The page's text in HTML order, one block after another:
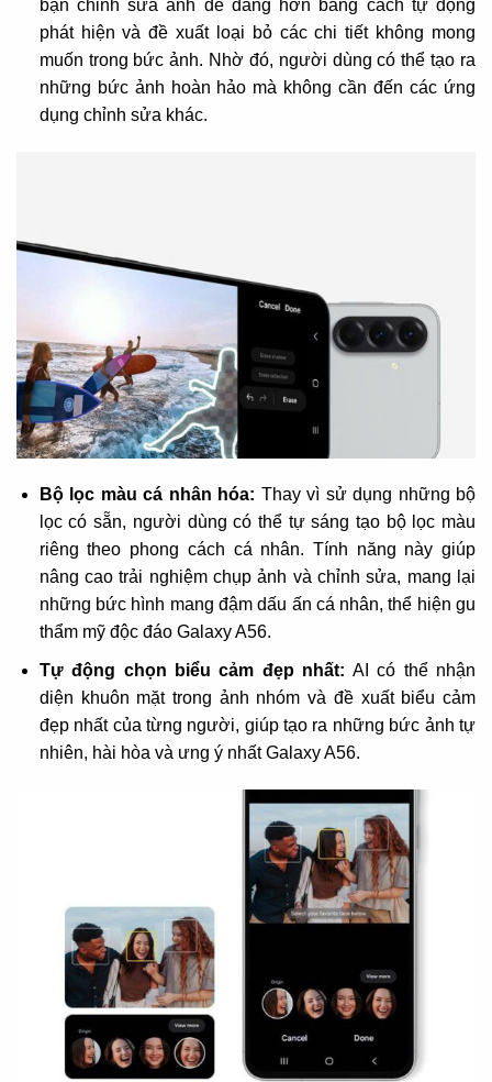
bạn chỉnh sửa ảnh dễ dàng hơn bằng cách tự động
phát hiện và đề xuất loại bỏ các chi tiết không mong
muốn trong bức ảnh. Nhờ đó, người dùng có thể tạo ra
những bức ảnh hoàn hảo mà không cần đến các ứng
dụng chỉnh sửa khác.
Bộ lọc màu cá nhân hóa: Thay vì sử dụng những bộ
lọc có sẵn, người dùng có thể tự sáng tạo bộ lọc màu
riêng theo phong cách cá nhân. Tính năng này giúp
nâng cao trải nghiệm chụp ảnh và chỉnh sửa, mang lại
những bức hình mang đậm dấu ấn cá nhân, thể hiện gu
thẩm mỹ độc đáo Galaxy A56.
Tự động chọn biểu cảm đẹp nhất: AI có thể nhận
diện khuôn mặt trong ảnh nhóm và đề xuất biểu cảm
đẹp nhất của từng người, giúp tạo ra những bức ảnh tự
nhiên, hài hòa và ưng ý nhất Galaxy A56.